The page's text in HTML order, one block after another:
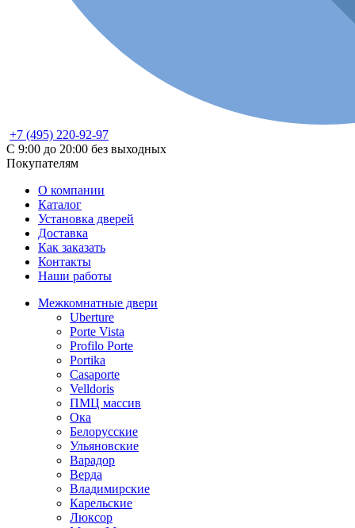
+7 (495) 220-92-97
С 9:00 до 20:00 без выходных
Покупателям
О компании
Каталог
Установка дверей
Доставка
Как заказать
Контакты
Наши работы
Межкомнатные двери
Uberture
Porte Vista
Profilo Porte
Portika
Casaporte
Velldoris
ПМЦ массив
Ока
Белорусские
Ульяновские
Варадор
Верда
Владимирские
Карельские
Люксор